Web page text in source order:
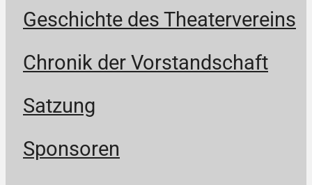
Geschichte des Theatervereins
Chronik der Vorstandschaft
Satzung
Sponsoren